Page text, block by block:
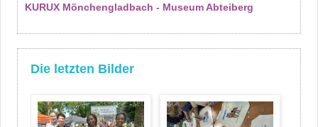
KURUX Mönchengladbach - Museum Abteiberg
Die letzten Bilder